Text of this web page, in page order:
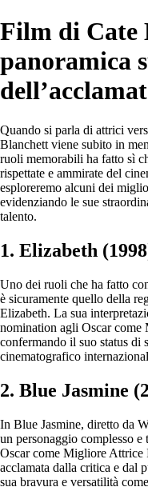
Film di Cate
panoramica
Quando si parla di attrici
Blanchett viene subito in
ruoli memorabili ha fatto sì
rispettate e ammirate del
esploreremo alcuni dei
evidenziando le sue
talento.
1. Elizabeth
Uno dei ruoli che ha fatto
è sicuramente quello della
Elizabeth. La sua
nomination agli Oscar
confermando il suo status di
cinematografico
2. Blue Jasmine
In Blue Jasmine, diretto da
un personaggio complesso
Oscar come Migliore Attrice
acclamata dalla critica e dal
sua bravura e versatilità